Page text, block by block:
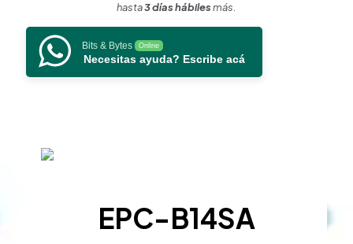
Down
Scaler
HDR
18Gbps
hasta3 días hábilesmás.
Bits & Bytes Online
Necesitas ayuda? Escribe acá
EPC-B14SA